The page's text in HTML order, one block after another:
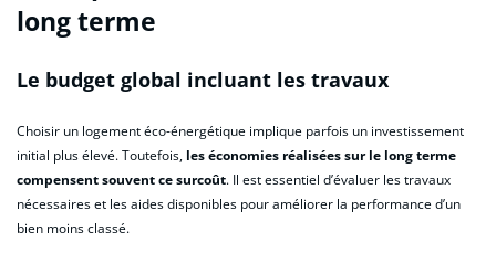
long terme
Le budget global incluant les travaux
Choisir un logement éco-énergétique implique parfois un investissement
initial plus élevé. Toutefois, les économies réalisées sur le long terme
compensent souvent ce surcoût. Il est essentiel d’évaluer les travaux
nécessaires et les aides disponibles pour améliorer la performance d’un
bien moins classé.